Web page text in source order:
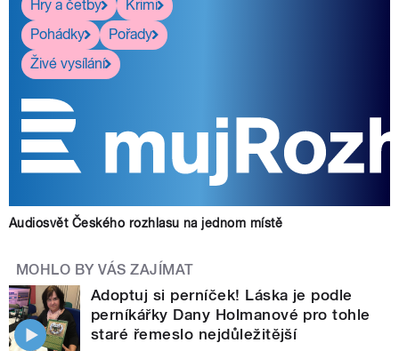
Hry a četby
Krimi
Pohádky
Pořady
Živé vysílání
Audiosvět Českého rozhlasu na jednom místě
MOHLO BY VÁS ZAJÍMAT
Adoptuj si perníček! Láska je podle
perníkářky Dany Holmanové pro tohle
staré řemeslo nejdůležitější